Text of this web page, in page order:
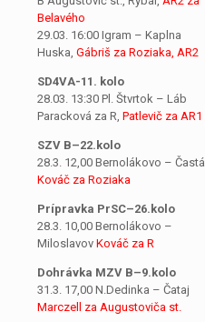
Belavého
29.03. 16:00 Igram – Kaplna
Huska, Gábriš za Roziaka, AR2
SD4VA-11. kolo
28.03. 13:30 Pl. Štvrtok – Láb
Paracková za R, Patlevič za AR1
SZV B–22.kolo
28.3. 12,00 Bernolákovo – Častá
Kováč za Roziaka
Prípravka PrSC–26.kolo
28.3. 10,00 Bernolákovo –
Miloslavov Kováč za R
Dohrávka MZV B–9.kolo
31.3. 17,00 N.Dedinka – Čataj
Marczell za Augustoviča st.